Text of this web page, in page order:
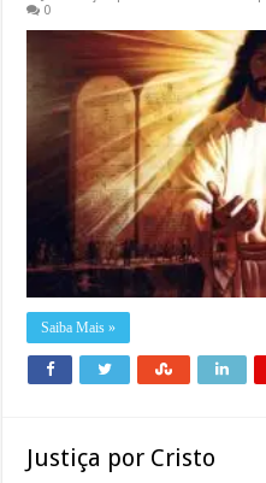
0
Saiba Mais »
Justiça por Cristo